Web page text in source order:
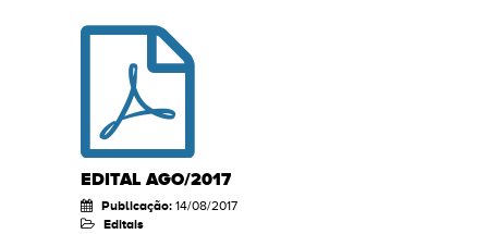
EDITAL AGO/2017
Publicação: 14/08/2017
Editais